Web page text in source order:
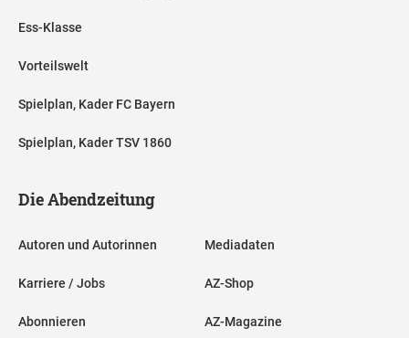
Ess-Klasse
Vorteilswelt
Spielplan, Kader FC Bayern
Spielplan, Kader TSV 1860
Die Abendzeitung
Autoren und Autorinnen
Karriere / Jobs
Abonnieren
Mediadaten
AZ-Shop
AZ-Magazine